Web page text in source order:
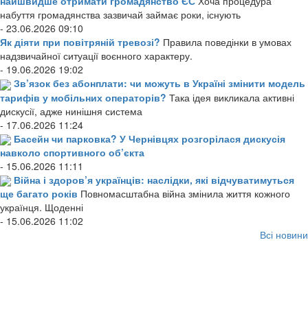
набуття громадянства зазвичай займає роки, існують
- 23.06.2026 09:10
Як діяти при повітряній тревозі? Правила поведінки в умовах
надзвичайної ситуації воєнного характеру.
- 19.06.2026 19:02
Зв’язок без абонплати: чи можуть в Україні змінити модель
тарифів у мобільних операторів? Така ідея викликала активні
дискусії, адже нинішня система
- 17.06.2026 11:24
Басейн чи парковка? У Чернівцях розгорілася дискусія
навколо спортивного об’єкта
- 15.06.2026 11:11
Війна і здоров’я українців: наслідки, які відчуватимуться
ще багато років Повномасштабна війна змінила життя кожного
українця. Щоденні
- 15.06.2026 11:02
Всі новини